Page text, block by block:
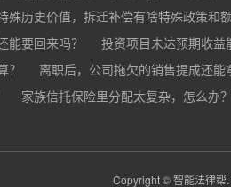
殊历史价值，拆迁补偿有啥特殊政策和
能要回来吗？ 投资项目未达预期收益
？ 离职后，公司拖欠的销售提成还能
公司变更提成和奖金制度，之前的
家族信托保险里分配太复杂，怎么办？
Copyright © 智能法律帮